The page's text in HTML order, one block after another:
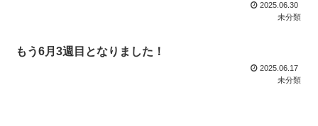
2025.06.30
未分類
もう6月3週目となりました！
2025.06.17
未分類